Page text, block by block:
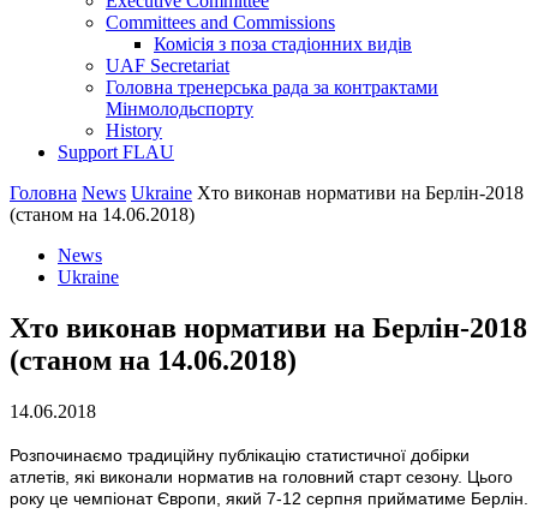
Committees and Commissions
Комісія з поза стадіонних видів
UAF Secretariat
Головна тренерська рада за контрактами
Мінмолодьспорту
History
Support FLAU
Головна News Ukraine Хто виконав нормативи на Берлін-2018
(станом на 14.06.2018)
News
Ukraine
Хто виконав нормативи на Берлін-2018
(станом на 14.06.2018)
14.06.2018
Розпочинаємо традиційну публікацію статистичної добірки
атлетів, які виконали норматив на головний старт сезону. Цього
року це чемпіонат Європи, який 7-12 серпня прийматиме Берлін.